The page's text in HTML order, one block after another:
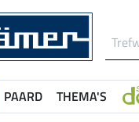
PAARD THEMA'S